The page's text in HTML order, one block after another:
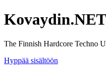
Kovaydin.NET
The Finnish Hardcore Techno
Hyppää sisältöön